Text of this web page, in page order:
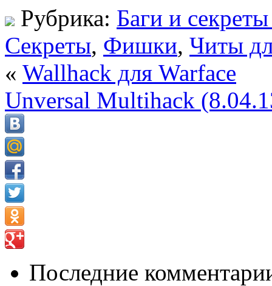
Рубрика: Баги и
Секреты, Фишки, Читы
« Wallhack для Warface
Unversal Multihack
Последние